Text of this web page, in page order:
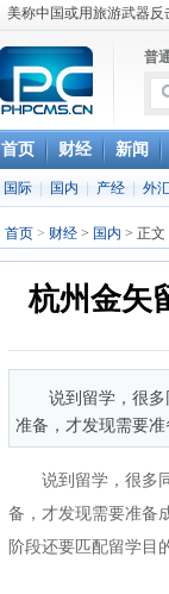
美称中国或用旅游武器
中国武器2014年全面巩
中国南海收复8岛礁 “四点
海军第19、20批护航编
中国舰机在西沙海域展开
第六届中国人民解放军
俄：中国军工进步太快
中国彩虹无人机出口十多
中国“彩虹”5无人机总体
普
首页 财经 新闻
国际 国内 产经 外
首页 > 财经 > 国内 > 正文
杭州金矢
说到留学，很
准备，才发现需要
说到留学，很多
备，才发现需要准备
阶段还要匹配留学目